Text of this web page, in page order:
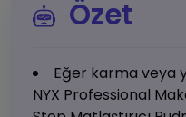
Özet
Eğer karma veya
NYX Professional